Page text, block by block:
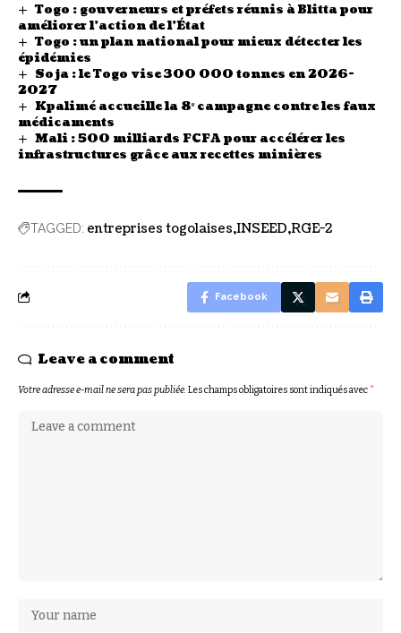
Togo : gouverneurs et préfets réunis à Blitta pour
améliorer l’action de l’État
Togo : un plan national pour mieux détecter les
épidémies
Soja : le Togo vise 300 000 tonnes en 2026-
2027
Kpalimé accueille la 8ᵉ campagne contre les faux
médicaments
Mali : 500 milliards FCFA pour accélérer les
infrastructures grâce aux recettes minières
TAGGED: entreprises togolaises INSEED RGE-2
Facebook
Leave a comment
Votre adresse e-mail ne sera pas publiée.Les champs obligatoires sont indiqués avec*